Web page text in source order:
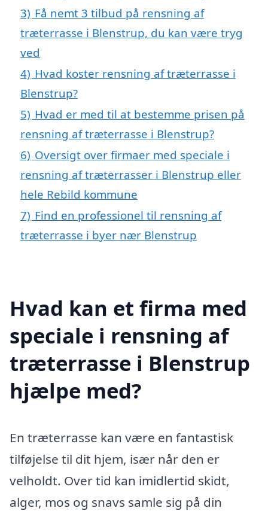
3) Få nemt 3 tilbud på rensning af
træterrasse i Blenstrup, du kan være tryg
ved
4) Hvad koster rensning af træterrasse i
Blenstrup?
5) Hvad er med til at bestemme prisen på
rensning af træterrasse i Blenstrup?
6) Oversigt over firmaer med speciale i
rensning af træterrasser i Blenstrup eller
hele Rebild kommune
7) Find en professionel til rensning af
træterrasse i byer nær Blenstrup
Hvad kan et firma med
speciale i rensning af
træterrasse i Blenstrup
hjælpe med?
En træterrasse kan være en fantastisk
tilføjelse til dit hjem, især når den er
velholdt. Over tid kan imidlertid skidt,
alger, mos og snavs samle sig på din